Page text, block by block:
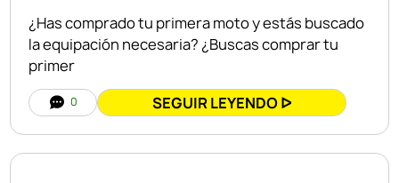
¿Has comprado tu primera moto y estás buscado
la equipación necesaria? ¿Buscas comprar tu
primer
0 SEGUIR LEYENDO ᐅ